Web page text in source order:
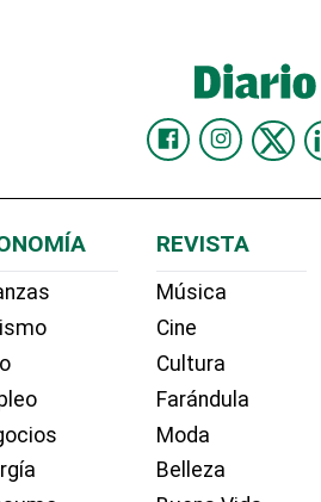
REVISTA
Música
Cine
Cultura
Farándula
Moda
Belleza